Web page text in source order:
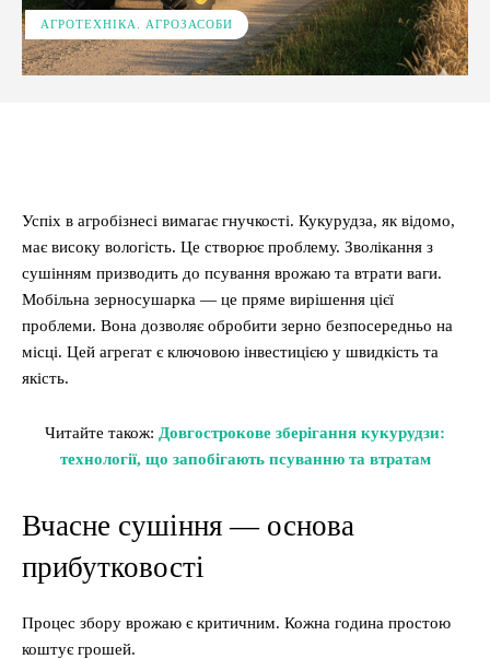
АГРОТЕХНІКА. АГРОЗАСОБИ
Успіх в агробізнесі вимагає гнучкості. Кукурудза, як відомо,
має високу вологість. Це створює проблему. Зволікання з
сушінням призводить до псування врожаю та втрати ваги.
Мобільна зерносушарка — це пряме вирішення цієї
проблеми. Вона дозволяє обробити зерно безпосередньо на
місці. Цей агрегат є ключовою інвестицією у швидкість та
якість.
Читайте також: Довгострокове зберігання кукурудзи:
технології, що запобігають псуванню та втратам
Вчасне сушіння — основа
прибутковості
Процес збору врожаю є критичним. Кожна година простою
коштує грошей.